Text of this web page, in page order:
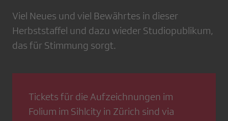
Viel Neues und viel Bewährtes in dieser
Herbststaffel und dazu wieder Studiopublikum,
das für Stimmung sorgt.
Tickets für die Aufzeichnungen im
Folium im Sihlcity in Zürich sind via